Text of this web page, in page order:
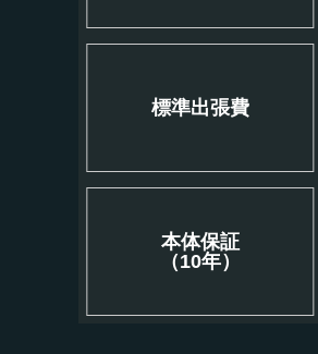
標準出張費
本体保証
（10年）